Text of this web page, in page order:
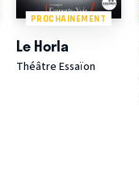
PROCHAINEMENT
Le Horla
Théâtre Essaïon